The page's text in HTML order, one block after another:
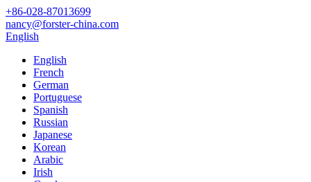
+86-028-87013699
nancy@forster-china.com
English
English
French
German
Portuguese
Spanish
Russian
Japanese
Korean
Arabic
Irish